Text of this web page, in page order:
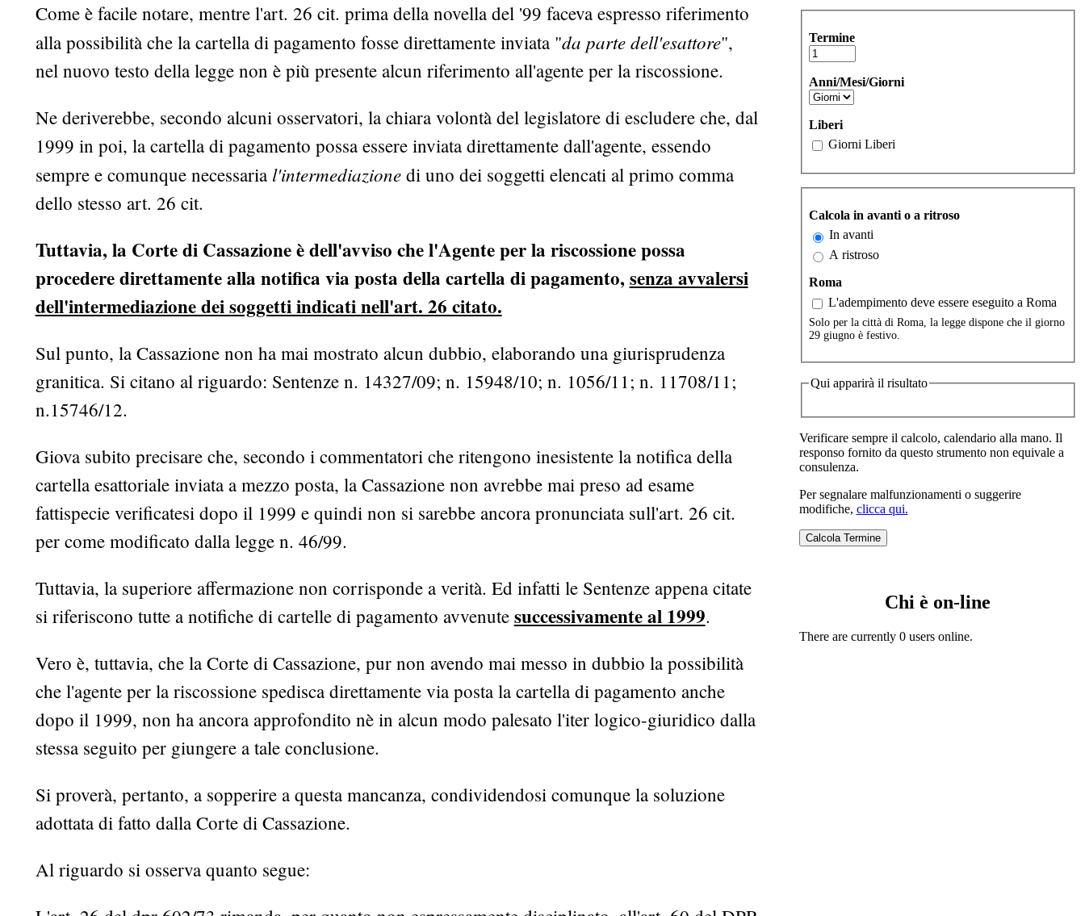
Come è facile notare, mentre l'art. 26 cit. prima della novella del '99 faceva espresso riferimento
alla possibilità che la cartella di pagamento fosse direttamente inviata "da parte dell'esattore",
nel nuovo testo della legge non è più presente alcun riferimento all'agente per la riscossione.
Ne deriverebbe, secondo alcuni osservatori, la chiara volontà del legislatore di escludere che, dal
1999 in poi, la cartella di pagamento possa essere inviata direttamente dall'agente, essendo
sempre e comunque necessaria l'intermediazionedi uno dei soggetti elencati al primo comma
dello stesso art. 26 cit.
Tuttavia, la Corte di Cassazione è dell'avviso che l'Agente per la riscossione possa
procedere direttamente alla notifica via posta della cartella di pagamento, senza avvalersi
dell'intermediazione dei soggetti indicati nell'art. 26 citato.
Sul punto, la Cassazione non ha mai mostrato alcun dubbio, elaborando una giurisprudenza
granitica. Si citano al riguardo: Sentenze n. 14327/09; n. 15948/10; n. 1056/11; n. 11708/11;
n.15746/12.
Giova subito precisare che, secondo i commentatori che ritengono inesistente la notifica della
cartella esattoriale inviata a mezzo posta, la Cassazione non avrebbe mai preso ad esame
fattispecie verificatesi dopo il 1999 e quindi non si sarebbe ancora pronunciata sull'art. 26 cit.
per come modificato dalla legge n. 46/99.
Tuttavia, la superiore affermazione non corrisponde a verità. Ed infatti le Sentenze appena citate
si riferiscono tutte a notifiche di cartelle di pagamento avvenute successivamente al 1999.
Vero è, tuttavia, che la Corte di Cassazione, pur non avendo mai messo in dubbio la possibilità
che l'agente per la riscossione spedisca direttamente via posta la cartella di pagamento anche
dopo il 1999, non ha ancora approfondito nè in alcun modo palesato l'iter logico-giuridico dalla
stessa seguito per giungere a tale conclusione.
Si proverà, pertanto, a sopperire a questa mancanza, condividendosi comunque la soluzione
adottata di fatto dalla Corte di Cassazione.
Al riguardo si osserva quanto segue:
Termine
Anni/Mesi/Giorni
Liberi
Giorni Liberi
Calcola in avanti o a ritroso
In avanti
A ristroso
Roma
L'adempimento deve essere eseguito a Roma
Solo per la città di Roma, la legge dispone che il giorno
29 giugno è festivo.
Qui apparirà il risultato
Verificare sempre il calcolo, calendario alla mano. Il
responso fornito da questo strumento non equivale a
consulenza.
Per segnalare malfunzionamenti o suggerire
modifiche, clicca qui.
Chi è on-line
There are currently 0 users online.